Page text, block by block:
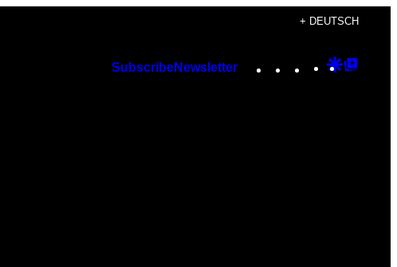
+ DEUTSCH
SubscribeNewsletter Instagram
TikTok
YouTube
Google